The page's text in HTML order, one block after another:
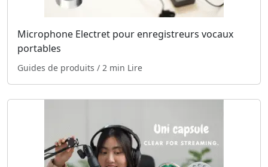
Microphone Electret pour enregistreurs vocaux
portables
Guides de produits / 2 min Lire